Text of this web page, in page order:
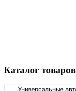
Каталог товаров